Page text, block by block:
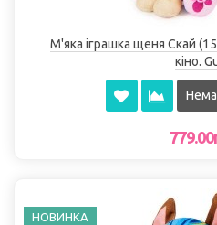
М'яка іграшка щеня Скай
кіно.
НОВИНКА